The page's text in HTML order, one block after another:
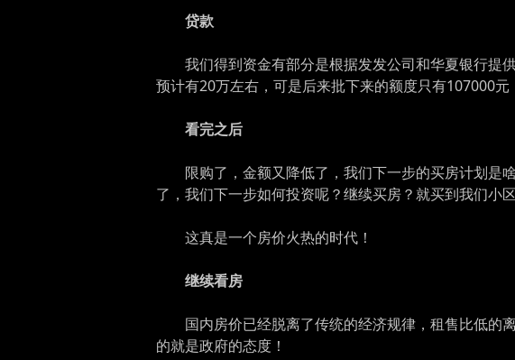
贷款
我们得到资金有部分是根据发发公司和华夏银行提
预计有20万左右，可是后来批下来的额度只有107000
看完之后
限购了，金额又降低了，我们下一步的买房计划是
了，我们下一步如何投资呢？继续买房？就买到我们小
这真是一个房价火热的时代！
继续看房
国内房价已经脱离了传统的经济规律，租售比低的
的就是政府的态度！